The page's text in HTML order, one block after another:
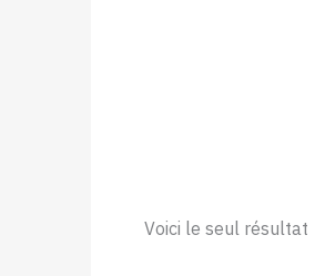
Voici le seul résultat